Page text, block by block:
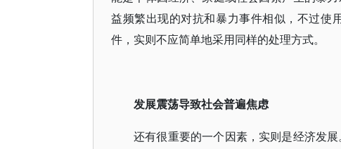
益频繁出现的对抗和暴力事件相似，不过使
件，实则不应简单地采用同样的处理方式。
发展震荡导致社会普遍焦虑
还有很重要的一个因素，实则是经济发